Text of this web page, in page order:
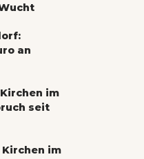
an
im
seit
im